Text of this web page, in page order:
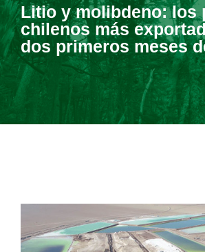
Litio y molibdeno: los
chilenos más
dos primeros meses